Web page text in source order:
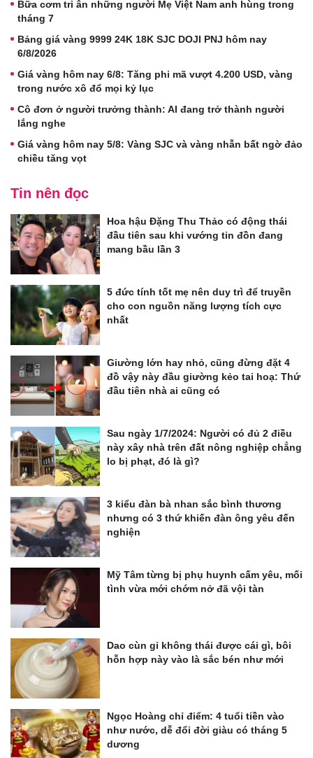
Bữa cơm tri ân những người Mẹ Việt Nam anh hùng trong
tháng 7
Bảng giá vàng 9999 24K 18K SJC DOJI PNJ hôm nay
6/8/2026
Giá vàng hôm nay 6/8: Tăng phi mã vượt 4.200 USD, vàng
trong nước xô đổ mọi kỷ lục
Cô đơn ở người trưởng thành: AI đang trở thành người
lắng nghe
Giá vàng hôm nay 5/8: Vàng SJC và vàng nhẫn bất ngờ đảo
chiều tăng vọt
Tin nên đọc
Hoa hậu Đặng Thu Thảo có động thái
đầu tiên sau khi vướng tin đồn đang
mang bầu lần 3
5 đức tính tốt mẹ nên duy trì để truyền
cho con nguồn năng lượng tích cực
nhất
Giường lớn hay nhỏ, cũng đừng đặt 4
đồ vậy này đầu giường kẻo tai hoạ: Thứ
đầu tiên nhà ai cũng có
Sau ngày 1/7/2024: Người có đủ 2 điều
này xây nhà trên đất nông nghiệp chẳng
lo bị phạt, đó là gì?
3 kiểu đàn bà nhan sắc bình thương
nhưng có 3 thứ khiến đàn ông yêu đến
nghiện
Mỹ Tâm từng bị phụ huynh cấm yêu, mối
tình vừa mới chớm nở đã vội tàn
Dao cùn gỉ không thái được cái gì, bôi
hỗn hợp này vào là sắc bén như mới
Ngọc Hoàng chỉ điểm: 4 tuổi tiền vào
như nước, dễ đổi đời giàu có tháng 5
dương